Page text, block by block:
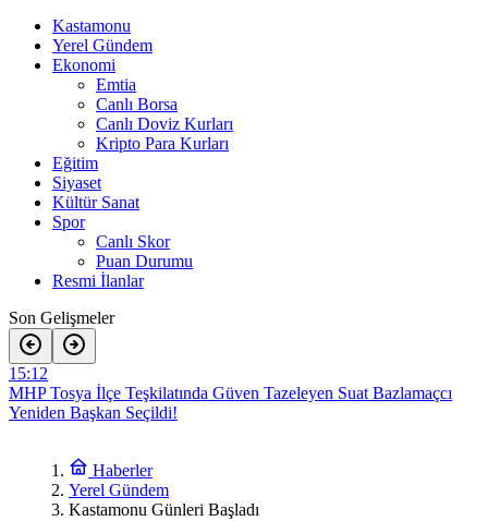
Kastamonu
Yerel Gündem
Ekonomi
Emtia
Canlı Borsa
Canlı Doviz Kurları
Kripto Para Kurları
Eğitim
Siyaset
Kültür Sanat
Spor
Canlı Skor
Puan Durumu
Resmi İlanlar
Son Gelişmeler
15:12
MHP Tosya İlçe Teşkilatında Güven Tazeleyen Suat Bazlamaçcı
Yeniden Başkan Seçildi!
İtfaiyenin Hızlı Müdahalesi Felaketi Önledi!
Haberler
Yerel Gündem
Kastamonu Günleri Başladı